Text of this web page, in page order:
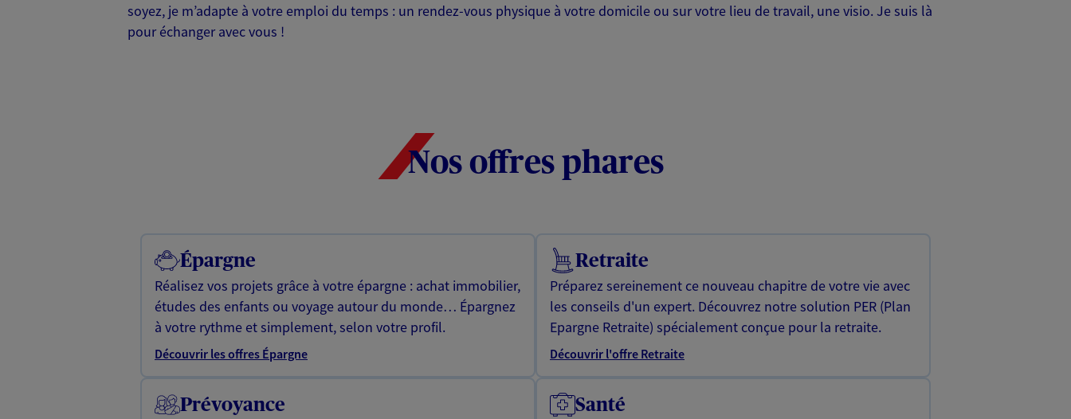
soyez, je m’adapte à votre emploi du temps : un rendez-vous physique à votre domicile ou sur votre lieu de travail, une visio. Je suis là
pour échanger avec vous !
Nos offres phares
Épargne
Réalisez vos projets grâce à votre épargne : achat immobilier,
études des enfants ou voyage autour du monde… Épargnez
à votre rythme et simplement, selon votre profil.
Découvrir les offres Épargne
Retraite
Préparez sereinement ce nouveau chapitre de votre vie avec
les conseils d'un expert. Découvrez notre solution PER (Plan
Epargne Retraite) spécialement conçue pour la retraite.
Découvrir l'offre Retraite
Prévoyance Santé